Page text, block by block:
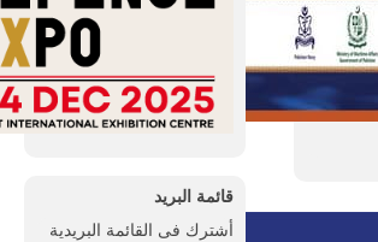
قائمة البريد
أشترك فى القائمة البريدية